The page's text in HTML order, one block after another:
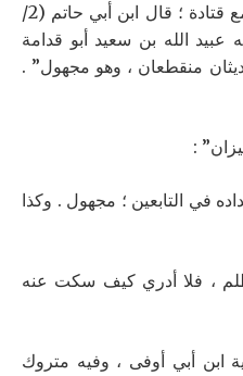
زياد العمي البصري الوزان ، سمع قتادة ؛ قال ابن أبي حاتم (2/
عبيد الله بن سعيد أبو قدامة
منقطعان ، وهو مجهول” .
:
في التابعين ؛ مجهول . وكذا
، فلا أدري كيف سكت عنه
ابن أبي أوفى ، وفيه متروك